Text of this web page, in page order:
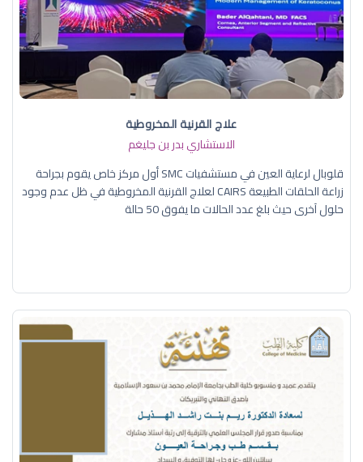
علاج القرنية المخروطية
الاستشاري بدر بن جليغم
قلوبال لرعاية العين في مستشفيات SMC أول مركز خاص يقوم بجراحة
زراعة الحلقات الطبيعة CAIRS لعلاج القرنية المخروطية في ظل عدم وجود
حلول آخرى حيث بلغ عدد الحالات ما يفوق 50 حالة